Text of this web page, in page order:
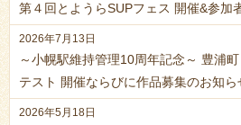
第４回とようらSUPフェス 開催&参加
2026年7月13日
～小幌駅維持管理10周年記念～ 豊浦
テスト 開催ならびに作品募集のお知ら
2026年5月18日